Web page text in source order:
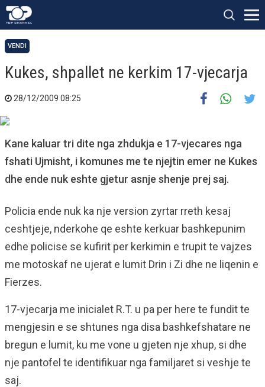
VENDI
Kukes, shpallet ne kerkim 17-vjecarja
28/12/2009 08:25
Kane kaluar tri dite nga zhdukja e 17-vjecares nga
fshati Ujmisht, i komunes me te njejtin emer ne Kukes
dhe ende nuk eshte gjetur asnje shenje prej saj.
Policia ende nuk ka nje version zyrtar rreth kesaj
ceshtjeje, nderkohe qe eshte kerkuar bashkepunim
edhe policise se kufirit per kerkimin e trupit te vajzes
me motoskaf ne ujerat e lumit Drin i Zi dhe ne liqenin e
Fierzes.
17-vjecarja me inicialet R.T. u pa per here te fundit te
mengjesin e se shtunes nga disa bashkefshatare ne
bregun e lumit, ku me vone u gjeten nje xhup, si dhe
nje pantofel te identifikuar nga familjaret si veshje te
saj.